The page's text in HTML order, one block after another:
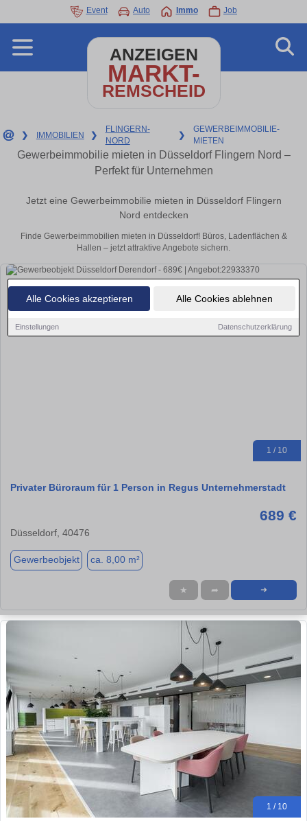
Alle Cookies akzeptieren Alle Cookies ablehnen
Einstellungen Datenschutzerklärung
Event Auto Immo Job
ANZEIGEN
MARKT-
REMSCHEID
❯ IMMOBILIEN ❯
FLINGERN-
NORD
❯
GEWERBEIMMOBILIE-
MIETEN
Gewerbeimmobilie mieten in Düsseldorf Flingern Nord –
Perfekt für Unternehmen
Jetzt eine Gewerbeimmobilie mieten in Düsseldorf Flingern
Nord entdecken
Finde Gewerbeimmobilien mieten in Düsseldorf! Büros, Ladenflächen &
Hallen – jetzt attraktive Angebote sichern.
1 / 10
Privater Büroraum für 1 Person in Regus Unternehmerstadt
689 €
Düsseldorf, 40476
Gewerbeobjekt ca. 8,00 m²
★ ➦ ➜
1 / 10